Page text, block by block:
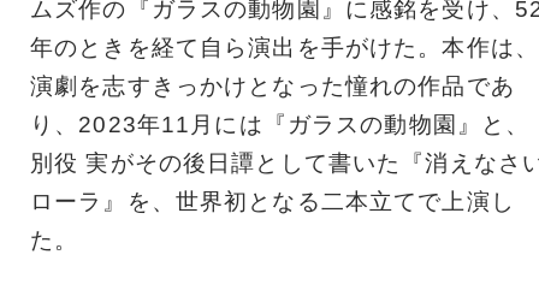
ムズ作の『ガラスの動物園』に感銘を受け、
年のときを経て自ら演出を手がけた。本作は、
演劇を志すきっかけとなった憧れの作品であ
り、2023年11月には『ガラスの動物園』と、
別役 実がその後日譚として書いた『消えなさ
ローラ』を、世界初となる二本立てで上演し
た。